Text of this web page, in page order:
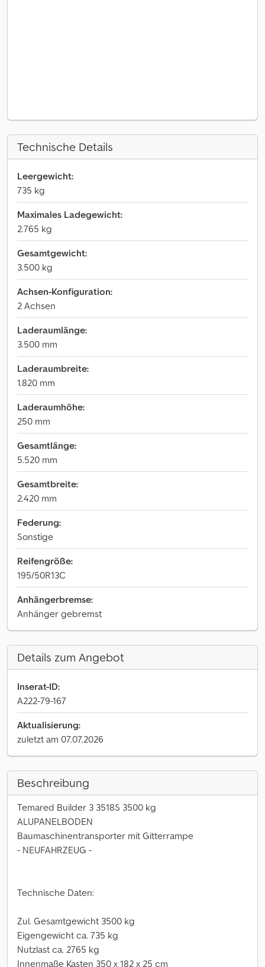
Technische Details
Leergewicht:
735 kg
Maximales Ladegewicht:
2.765 kg
Gesamtgewicht:
3.500 kg
Achsen-Konfiguration:
2 Achsen
Laderaumlänge:
3.500 mm
Laderaumbreite:
1.820 mm
Laderaumhöhe:
250 mm
Gesamtlänge:
5.520 mm
Gesamtbreite:
2.420 mm
Federung:
Sonstige
Reifengröße:
195/50R13C
Anhängerbremse:
Anhänger gebremst
Details zum Angebot
Inserat-ID:
A222-79-167
Aktualisierung:
zuletzt am 07.07.2026
Beschreibung
Temared Builder 3 3518S 3500 kg
ALUPANELBODEN
Baumaschinentransporter mit Gitterrampe
- NEUFAHRZEUG -
Technische Daten:
Zul. Gesamtgewicht 3500 kg
Eigengewicht ca. 735 kg
Nutzlast ca. 2765 kg
Innenmaße Kasten 350 x 182 x 25 cm